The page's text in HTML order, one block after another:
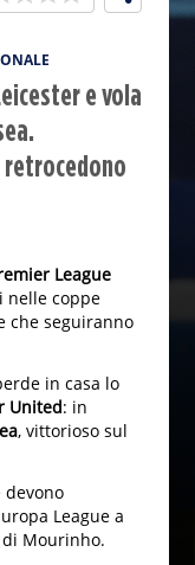
e vola
retrocedono
League
nelle coppe
che seguiranno
in casa lo
United: in
, vittorioso sul
devono
League a
di Mourinho.